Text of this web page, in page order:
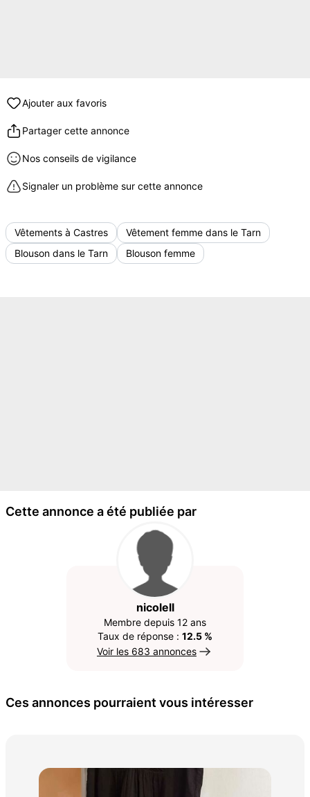
Ajouter aux favoris
Partager cette annonce
Nos conseils de vigilance
Signaler un problème sur cette annonce
Vêtements à Castres
Vêtement femme dans le Tarn
Blouson dans le Tarn
Blouson femme
Cette annonce a été publiée par
nicolell
Membre depuis 12 ans
Taux de réponse : 12.5 %
Voir les 683 annonces
Ces annonces pourraient vous intéresser